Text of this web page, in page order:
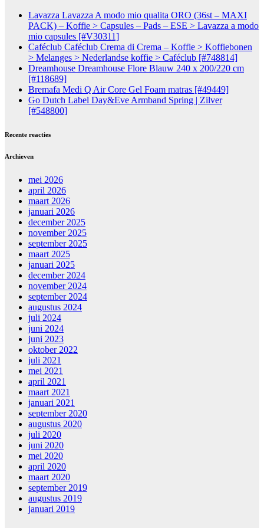
Lavazza Lavazza A modo mio qualita ORO (36st – MAXI
PACK) – Koffie > Capsules – Pads – ESE > Lavazza a modo
mio capsules [#V30311]
Caféclub Caféclub Crema di Crema – Koffie > Koffiebonen
> Melanges > Nederlandse koffie > Caféclub [#748814]
Dreamhouse Dreamhouse Flore Blauw 240 x 200/220 cm
[#118689]
Bremafa Medi Q Air Core Gel Foam matras [#49449]
Go Dutch Label Day&Eve Armband Spring | Zilver
[#548800]
Recente reacties
Archieven
mei 2026
april 2026
maart 2026
januari 2026
december 2025
november 2025
september 2025
maart 2025
januari 2025
december 2024
november 2024
september 2024
augustus 2024
juli 2024
juni 2024
juni 2023
oktober 2022
juli 2021
mei 2021
april 2021
maart 2021
januari 2021
september 2020
augustus 2020
juli 2020
juni 2020
mei 2020
april 2020
maart 2020
september 2019
augustus 2019
januari 2019